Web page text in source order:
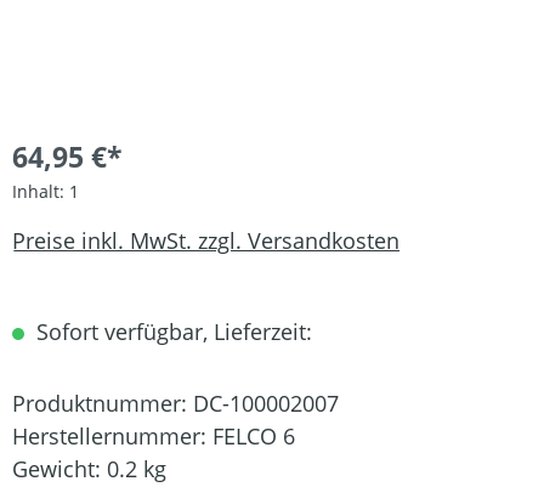
64,95 €*
Inhalt: 1
Preise inkl. MwSt. zzgl. Versandkosten
Sofort verfügbar, Lieferzeit:
Produktnummer: DC-100002007
Herstellernummer: FELCO 6
Gewicht: 0.2 kg